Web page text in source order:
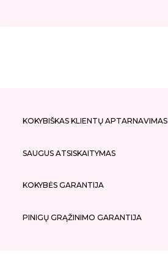
KOKYBIŠKAS KLIENTŲ APTARNAVIMAS
SAUGUS ATSISKAITYMAS
KOKYBĖS GARANTIJA
PINIGŲ GRĄŽINIMO GARANTIJA